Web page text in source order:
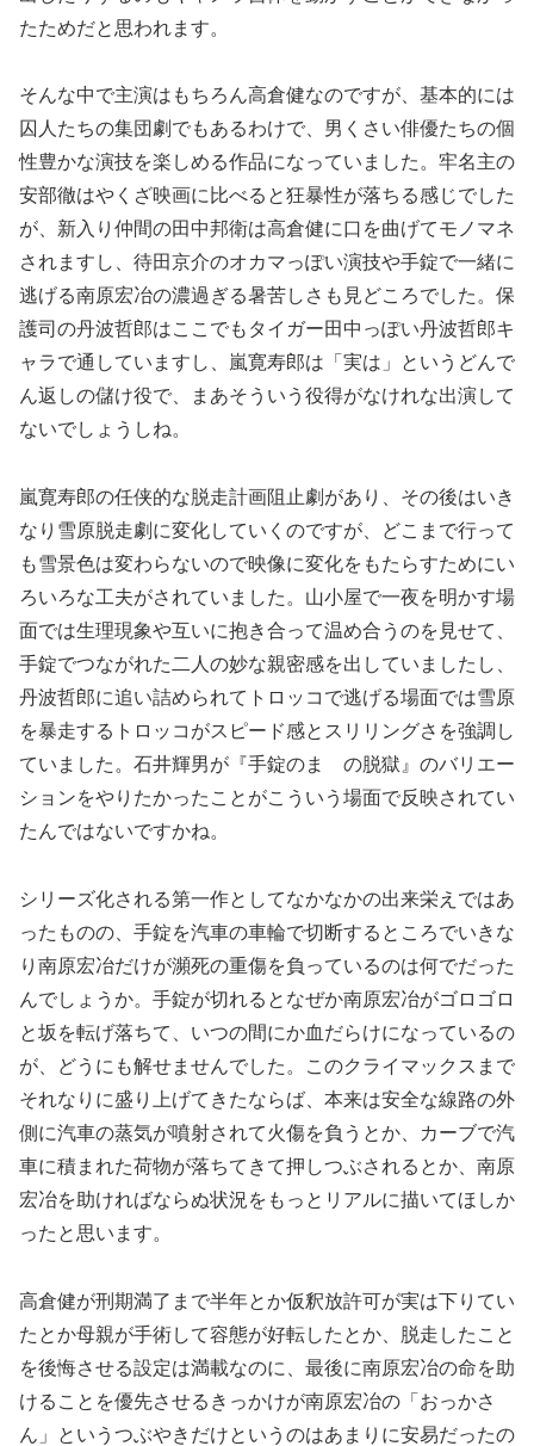
たためだと思われます。
そんな中で主演はもちろん高倉健なのですが、基本的には
囚人たちの集団劇でもあるわけで、男くさい俳優たちの個
性豊かな演技を楽しめる作品になっていました。牢名主の
安部徹はやくざ映画に比べると狂暴性が落ちる感じでした
が、新入り仲間の田中邦衛は高倉健に口を曲げてモノマネ
されますし、待田京介のオカマっぽい演技や手錠で一緒に
逃げる南原宏冶の濃過ぎる暑苦しさも見どころでした。保
護司の丹波哲郎はここでもタイガー田中っぽい丹波哲郎キ
ャラで通していますし、嵐寛寿郎は「実は」というどんで
ん返しの儲け役で、まあそういう役得がなけれな出演して
ないでしょうしね。
嵐寛寿郎の任侠的な脱走計画阻止劇があり、その後はいき
なり雪原脱走劇に変化していくのですが、どこまで行って
も雪景色は変わらないので映像に変化をもたらすためにい
ろいろな工夫がされていました。山小屋で一夜を明かす場
面では生理現象や互いに抱き合って温め合うのを見せて、
手錠でつながれた二人の妙な親密感を出していましたし、
丹波哲郎に追い詰められてトロッコで逃げる場面では雪原
を暴走するトロッコがスピード感とスリリングさを強調し
ていました。石井輝男が『手錠のまゝの脱獄』のバリエー
ションをやりたかったことがこういう場面で反映されてい
たんではないですかね。
シリーズ化される第一作としてなかなかの出来栄えではあ
ったものの、手錠を汽車の車輪で切断するところでいきな
り南原宏冶だけが瀕死の重傷を負っているのは何でだった
んでしょうか。手錠が切れるとなぜか南原宏冶がゴロゴロ
と坂を転げ落ちて、いつの間にか血だらけになっているの
が、どうにも解せませんでした。このクライマックスまで
それなりに盛り上げてきたならば、本来は安全な線路の外
側に汽車の蒸気が噴射されて火傷を負うとか、カーブで汽
車に積まれた荷物が落ちてきて押しつぶされるとか、南原
宏冶を助ければならぬ状況をもっとリアルに描いてほしか
ったと思います。
高倉健が刑期満了まで半年とか仮釈放許可が実は下りてい
たとか母親が手術して容態が好転したとか、脱走したこと
を後悔させる設定は満載なのに、最後に南原宏冶の命を助
けることを優先させるきっかけが南原宏冶の「おっかさ
ん」というつぶやきだけというのはあまりに安易だったの